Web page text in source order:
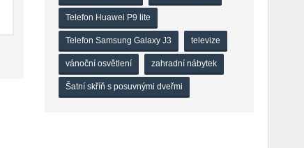
Telefon Huawei P9 lite
Telefon Samsung Galaxy J3 televize
vánoční osvětlení zahradní nábytek
Šatní skříň s posuvnými dveřmi